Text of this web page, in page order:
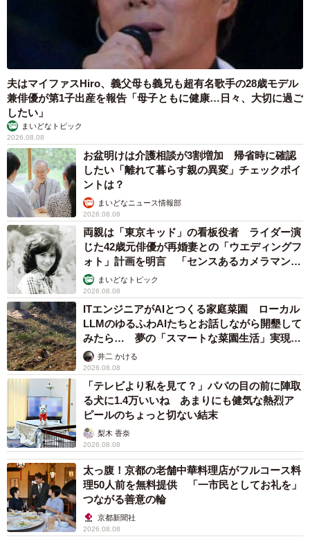
夫はマイファスHiro、義父母も義兄も超有名歌手の28歳モデル
兼俳優が第1子出産を報告「母子ともに健康…日々、大切に過ご
したい」
まいどなトピック
2026.08.08
お盆明けは介護相談が3割増加 帰省時に確認
したい「離れて暮らす親の異変」チェックポイ
ントは？
まいどなニュース情報部
2026.08.08
両親は「東京キッド」の看板役者 ライダー演
じた42歳元俳優が再婚妻との「ウエディングフ
ォト」計画を明言 「センスあるカメラマン求
む」まいどなトピック
2026.08.08
ITエンジニアがAIとつくる家庭菜園 ローカル
LLMのゆるふわAIたちとお話しながら開墾して
みたら… 夢の「スマートな菜園生活」実現な
るか井二 かける
2026.08.08
「テレビより私を見て？」パパの目の前に陣取
る犬に1.4万いいね あまりにも健気な熱烈ア
ピールのちょっと切ない結末
梨木 香奈
2026.08.08
太っ腹！京都の老舗中華料理店がフルコース料
理50人前を無料提供 「一市民としてお礼を」
つながる善意の輪
京都新聞社
2026.08.08